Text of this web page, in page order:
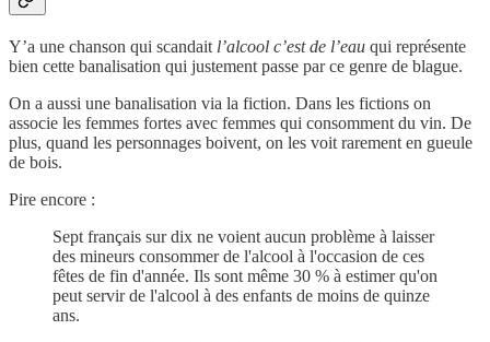
Y’a une chanson qui scandait l’alcool c’est de l’eau qui représente
bien cette banalisation qui justement passe par ce genre de blague.
On a aussi une banalisation via la fiction. Dans les fictions on
associe les femmes fortes avec femmes qui consomment du vin. De
plus, quand les personnages boivent, on les voit rarement en gueule
de bois.
Pire encore :
Sept français sur dix ne voient aucun problème à laisser
des mineurs consommer de l'alcool à l'occasion de ces
fêtes de fin d'année. Ils sont même 30 % à estimer qu'on
peut servir de l'alcool à des enfants de moins de quinze
ans.